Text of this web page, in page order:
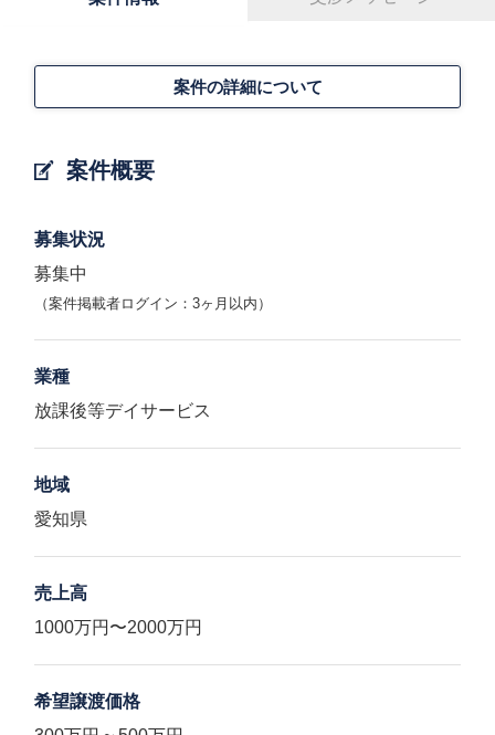
案件概要
案件の詳細について
募集状況
募集中
（案件掲載者ログイン：3ヶ月以内）
業種
放課後等デイサービス
地域
愛知県
売上高
1000万円〜2000万円
希望譲渡価格